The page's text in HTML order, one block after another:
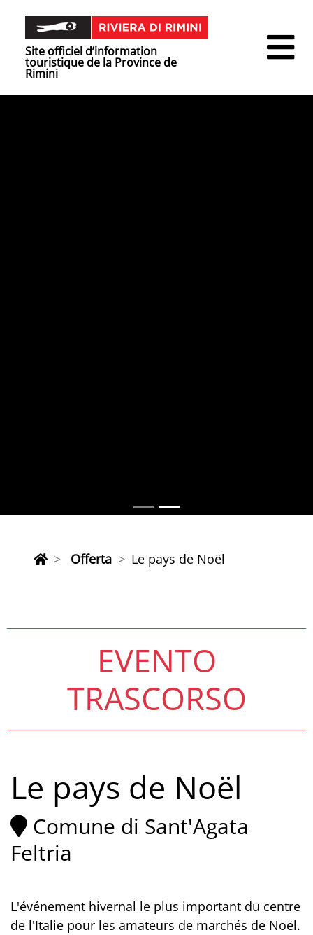
Site officiel d’information
touristique de la Province de
Rimini
Offerta Le pays de Noël
EVENTO
TRASCORSO
Le pays de Noël
Comune di Sant'Agata
Feltria
L'événement hivernal le plus important du centre
de l'Italie pour les amateurs de marchés de Noël.